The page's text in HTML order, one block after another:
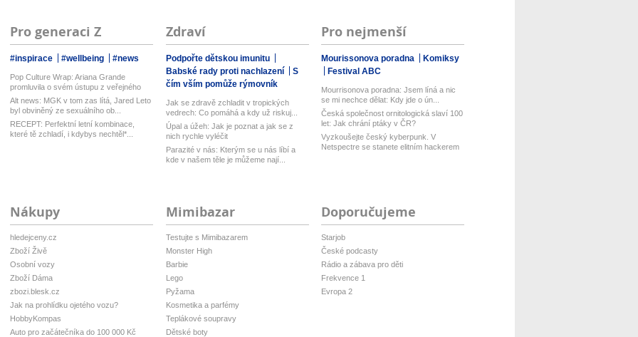
Pro generaci Z
#inspirace #wellbeing #news
Pop Culture Wrap: Ariana Grande
promluvila o svém ústupu z veřejného
ž...
Alt news: MGK v tom zas lítá, Jared Leto
byl obviněný ze sexuálního ob...
RECEPT: Perfektní letní kombinace,
které tě zchladí, i kdybys nechtěl*...
Zdraví
Podpořte dětskou imunitu
Babské rady proti nachlazení
S
čím vším pomůže rýmovník
Jak se zdravě zchladit v tropických
vedrech: Co pomáhá a kdy už riskuj...
Úpal a úžeh: Jak je poznat a jak se z
nich rychle vyléčit
Parazité v nás: Kterým se u nás líbí a
kde v našem těle je můžeme nají...
Pro nejmenší
Mourissonova poradna
Komiksy
Festival ABC
Mourrisonova poradna: Jsem líná a nic
se mi nechce dělat: Kdy jde o ún...
Česká společnost ornitologická slaví 100
let: Jak chrání ptáky v ČR?
Vyzkoušejte český kyberpunk. V
Netspectre se stanete elitním hackerem
Nákupy
hledejceny.cz
Zboží Živě
Osobní vozy
Zboží Dáma
zbozi.blesk.cz
Jak na prohlídku ojetého vozu?
HobbyKompas
Auto pro začátečníka do 100 000 Kč
Mimibazar
Testujte s Mimibazarem
Monster High
Barbie
Lego
Pyžama
Kosmetika a parfémy
Teplákové soupravy
Dětské boty
Doporučujeme
Starjob
České podcasty
Rádio a zábava pro děti
Frekvence 1
Evropa 2